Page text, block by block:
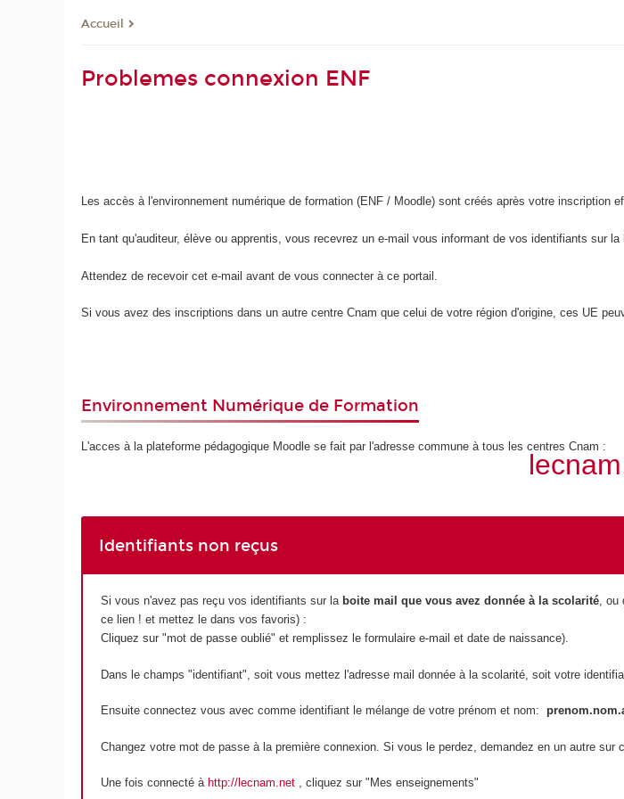
Accueil
Problemes connexion ENF
Les accès à l'environnement numérique de formation (ENF / Moodle) sont créés après votre
En tant qu'auditeur, élève ou apprentis, vous recevrez un e-mail vous informant de vos identifiants sur
Attendez de recevoir cet e-mail avant de vous connecter à ce portail.
Si vous avez des inscriptions dans un autre centre Cnam que celui de votre région d'origine, ces UE
Environnement Numérique de Formation
L'acces à la plateforme pédagogique Moodle se fait par l'adresse commune à tous les centres Cnam :
Identifiants non reçus
Si vous n'avez pas reçu vos identifiants sur la boite mail que vous avez donnée à la scolarité, ou
ce lien ! et mettez le dans vos favoris) :
Cliquez sur "mot de passe oublié" et remplissez le formulaire e-mail et date de naissance).
Dans le champs "identifiant", soit vous mettez l'adresse mail donnée à la scolarité, soit votre
Ensuite connectez vous avec comme identifiant le mélange de votre prénom et nom:
Changez votre mot de passe à la première connexion. Si vous le perdez, demandez en un autre sur
Une fois connecté à http://lecnam.net, cliquez sur "Mes enseignements"